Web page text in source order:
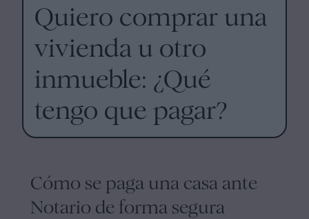
Quiero comprar una
vivienda u otro
inmueble: ¿Qué
tengo que pagar?
Cómo se paga una casa ante
Notario de forma segura